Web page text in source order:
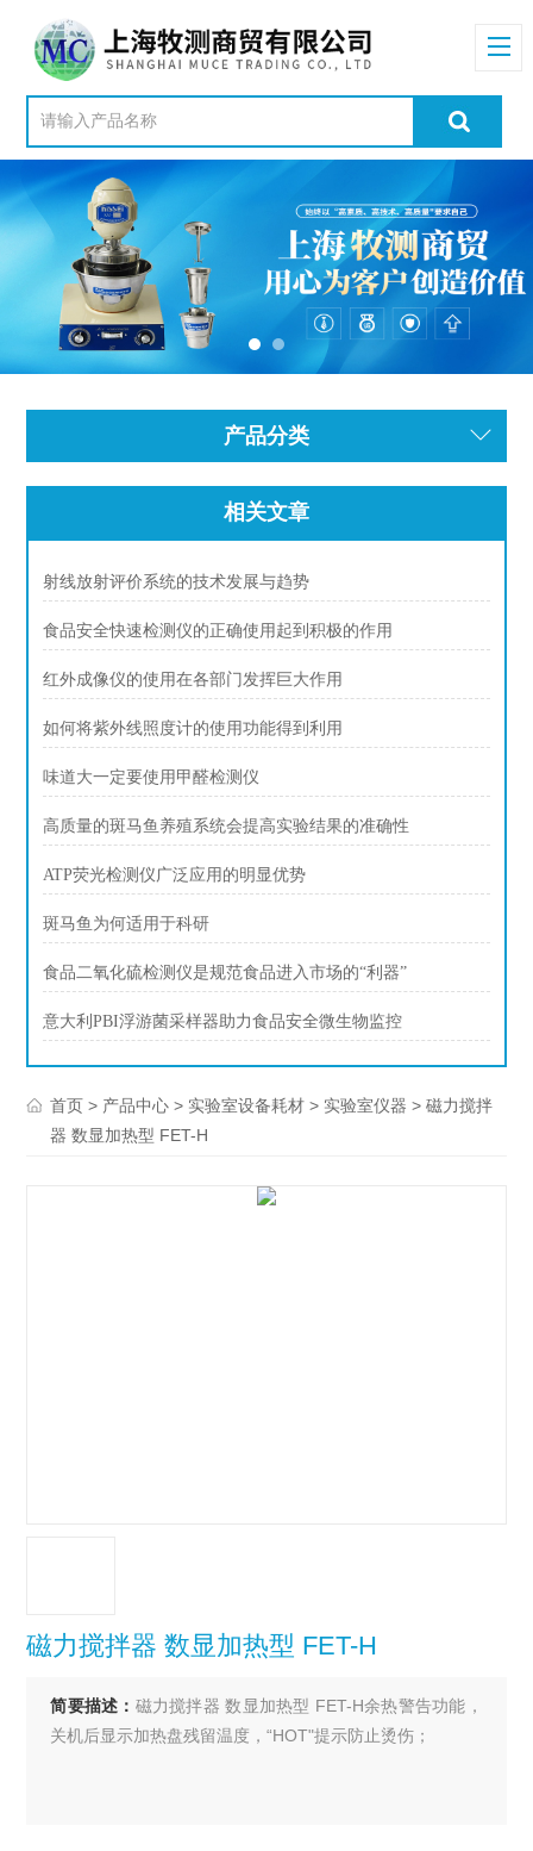
产品分类
相关文章
射线放射评价系统的技术发展与趋势
食品安全快速检测仪的正确使用起到积极的作用
红外成像仪的使用在各部门发挥巨大作用
如何将紫外线照度计的使用功能得到利用
味道大一定要使用甲醛检测仪
高质量的斑马鱼养殖系统会提高实验结果的准确性
ATP荧光检测仪广泛应用的明显优势
斑马鱼为何适用于科研
食品二氧化硫检测仪是规范食品进入市场的“利器”
意大利PBI浮游菌采样器助力食品安全微生物监控
首页 > 产品中心 > 实验室设备耗材 > 实验室仪器 > 磁力搅拌
器 数显加热型 FET-H
磁力搅拌器 数显加热型 FET-H
简要描述： 磁力搅拌器 数显加热型 FET-H余热警告功能，
关机后显示加热盘残留温度，“HOT"提示防止烫伤；